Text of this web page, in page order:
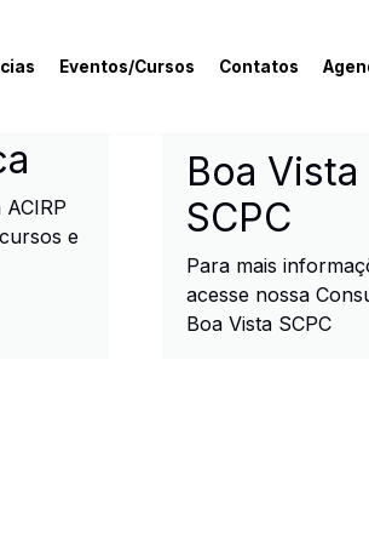
Eventos/Cursos Contatos
e Industrial
e
Boa Vista
SCPC
Para mais
acesse nossa
Boa Vista SCPC